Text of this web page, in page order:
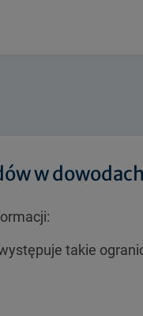
w
takie